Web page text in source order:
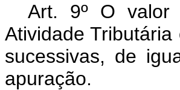
Art. 9º O valor
Atividade
sucessivas, de
apuração.